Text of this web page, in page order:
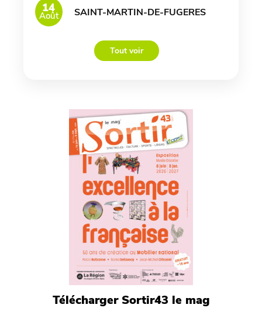
14
Août SAINT-MARTIN-DE-FUGERES
Tout voir
Télécharger Sortir43 le mag